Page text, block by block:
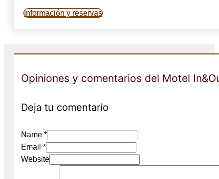
Información y reservas
Opiniones y comentarios del Motel
Deja tu comentario
Name *
Email *
Website